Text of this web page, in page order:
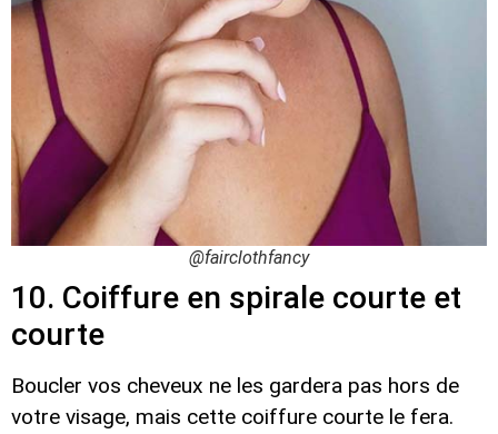
@fairclothfancy
10. Coiffure en spirale courte et
courte
Boucler vos cheveux ne les gardera pas hors de
votre visage, mais cette coiffure courte le fera.